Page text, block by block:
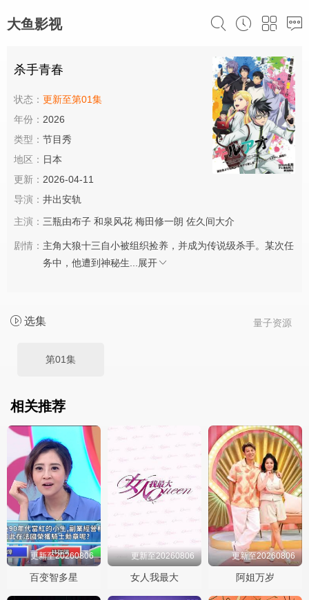
大鱼影视
杀手青春
状态： 更新至第01集
年份： 2026
类型： 节目秀
地区： 日本
更新： 2026-04-11
导演： 井出安轨
主演： 三瓶由布子 和泉风花 梅田修一朗 佐久间大介
剧情： 主角大狼十三自小被组织捡养，并成为传说级杀手。某次任
务中，他遭到神秘生...
展开
量子资源
选集
第01集
相关推荐
更新至20260806
百变智多星
更新至20260806
女人我最大
更新至20260806
阿姐万岁